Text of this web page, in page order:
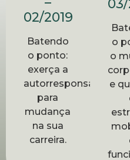
02/2019
Batendo
o ponto:
exerça a
para
mudança
na sua
carreira.
03/
o
o
e